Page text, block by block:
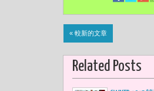
« 較新的文章
Related Posts